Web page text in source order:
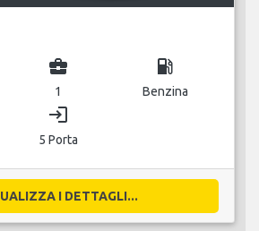
business_center
1
local_gas_station
Benzina
login
5 Porta
I DETTAGLI...